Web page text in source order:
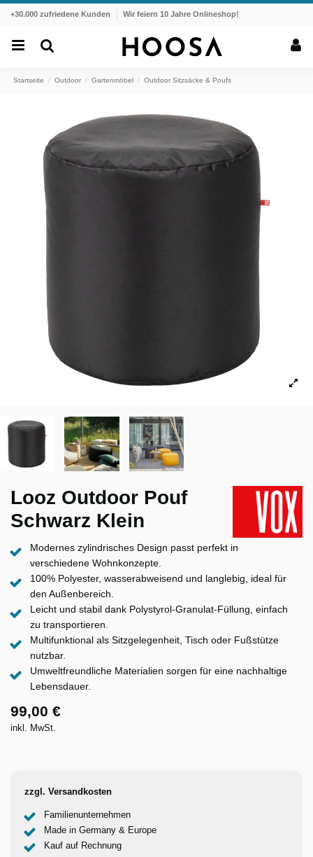
+30.000 zufriedene Kunden Wir feiern 10 Jahre Onlineshop!
Startseite Outdoor Gartenmöbel Outdoor Sitzsäcke & Poufs
Looz Outdoor Pouf
Schwarz Klein
Modernes zylindrisches Design passt perfekt in
verschiedene Wohnkonzepte.
100% Polyester, wasserabweisend und langlebig, ideal für
den Außenbereich.
Leicht und stabil dank Polystyrol-Granulat-Füllung, einfach
zu transportieren.
Multifunktional als Sitzgelegenheit, Tisch oder Fußstütze
nutzbar.
Umweltfreundliche Materialien sorgen für eine nachhaltige
Lebensdauer.
99,00 €
inkl. MwSt.
zzgl. Versandkosten
Familienunternehmen
Made in Germany & Europe
Kauf auf Rechnung